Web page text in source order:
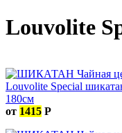
Louvolite
Louvolite Special
180см
от 1415 Р